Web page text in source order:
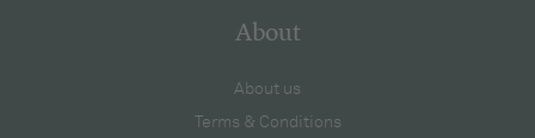
About
About us
Terms & Conditions